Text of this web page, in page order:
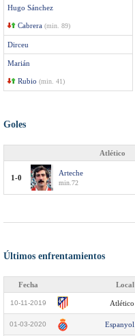
Hugo Sánchez
Cabrera (min. 89)
Dirceu
Marián
Rubio (min. 41)
Goles
Atlético
1-0
Arteche
min.72
Últimos enfrentamientos
Fecha Local
10-11-2019 Atlético
01-03-2020 Espanyol